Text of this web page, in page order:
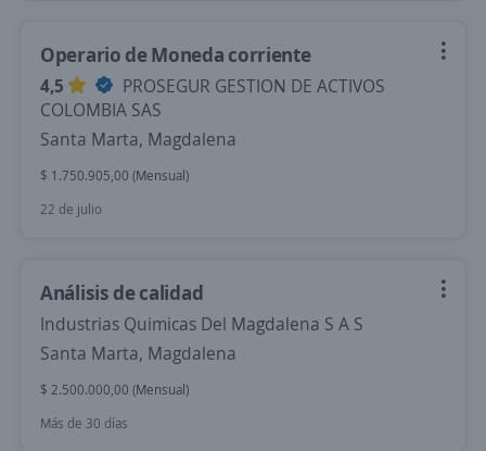
Operario de Moneda corriente
4,5
PROSEGUR GESTION DE ACTIVOS
COLOMBIA SAS
Santa Marta, Magdalena
$ 1.750.905,00 (Mensual)
22 de julio
Análisis de calidad
Industrias Quimicas Del Magdalena S A S
Santa Marta, Magdalena
$ 2.500.000,00 (Mensual)
Más de 30 días